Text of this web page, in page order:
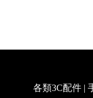
各類3C配件 |